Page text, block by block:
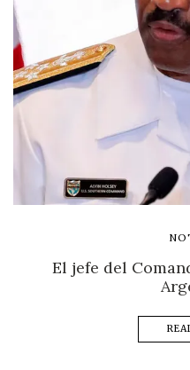
El jefe del